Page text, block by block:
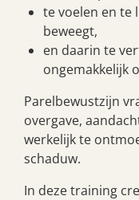
te voelen en te
beweegt,
en daarin te
ongemakkelijk
Parelbewustzijn
overgave,
werkelijk te
schaduw.
In deze training